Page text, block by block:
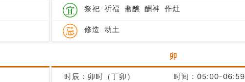
祭祀 祈福 斋醮 酬神 作灶
修造 动土
卯
时辰：卯时（丁卯）
时间：05:00-06:59